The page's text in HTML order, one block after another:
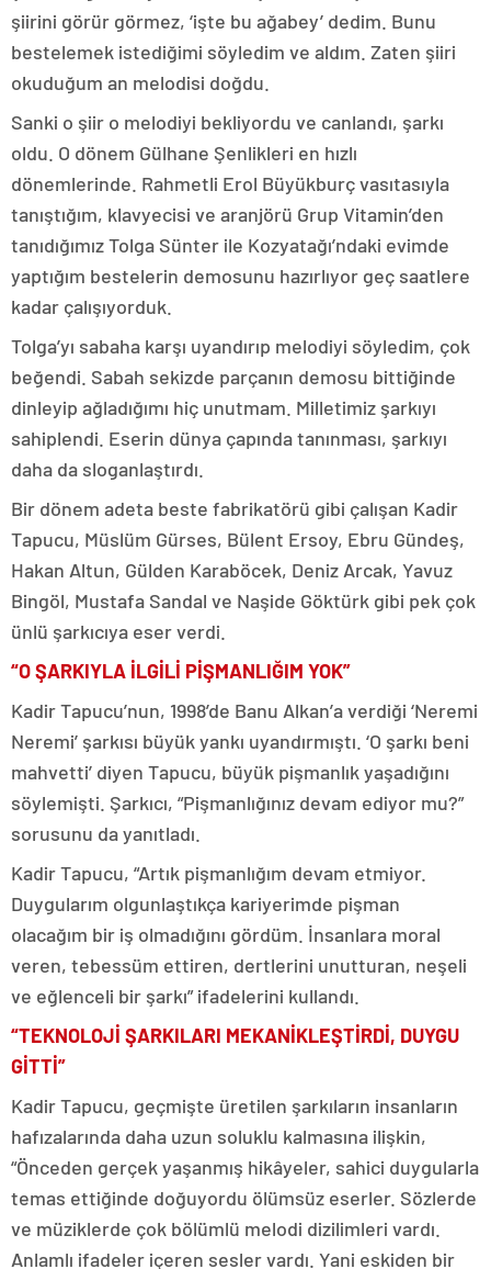
şiirini görür görmez, ‘işte bu ağabey’ dedim. Bunu
bestelemek istediğimi söyledim ve aldım. Zaten şiiri
okuduğum an melodisi doğdu.
Sanki o şiir o melodiyi bekliyordu ve canlandı, şarkı
oldu. O dönem Gülhane Şenlikleri en hızlı
dönemlerinde. Rahmetli Erol Büyükburç vasıtasıyla
tanıştığım, klavyecisi ve aranjörü Grup Vitamin’den
tanıdığımız Tolga Sünter ile Kozyatağı’ndaki evimde
yaptığım bestelerin demosunu hazırlıyor geç saatlere
kadar çalışıyorduk.
Tolga’yı sabaha karşı uyandırıp melodiyi söyledim, çok
beğendi. Sabah sekizde parçanın demosu bittiğinde
dinleyip ağladığımı hiç unutmam. Milletimiz şarkıyı
sahiplendi. Eserin dünya çapında tanınması, şarkıyı
daha da sloganlaştırdı.
Bir dönem adeta beste fabrikatörü gibi çalışan Kadir
Tapucu, Müslüm Gürses, Bülent Ersoy, Ebru Gündeş,
Hakan Altun, Gülden Karaböcek, Deniz Arcak, Yavuz
Bingöl, Mustafa Sandal ve Naşide Göktürk gibi pek çok
ünlü şarkıcıya eser verdi.
“O ŞARKIYLA İLGİLİ PİŞMANLIĞIM YOK”
Kadir Tapucu’nun, 1998’de Banu Alkan’a verdiği ‘Neremi
Neremi’ şarkısı büyük yankı uyandırmıştı. ‘O şarkı beni
mahvetti’ diyen Tapucu, büyük pişmanlık yaşadığını
söylemişti. Şarkıcı, “Pişmanlığınız devam ediyor mu?”
sorusunu da yanıtladı.
Kadir Tapucu, “Artık pişmanlığım devam etmiyor.
Duygularım olgunlaştıkça kariyerimde pişman
olacağım bir iş olmadığını gördüm. İnsanlara moral
veren, tebessüm ettiren, dertlerini unutturan, neşeli
ve eğlenceli bir şarkı” ifadelerini kullandı.
“TEKNOLOJİ ŞARKILARI MEKANİKLEŞTİRDİ, DUYGU
GİTTİ”
Kadir Tapucu, geçmişte üretilen şarkıların insanların
hafızalarında daha uzun soluklu kalmasına ilişkin,
“Önceden gerçek yaşanmış hikâyeler, sahici duygularla
temas ettiğinde doğuyordu ölümsüz eserler. Sözlerde
ve müziklerde çok bölümlü melodi dizilimleri vardı.
Anlamlı ifadeler içeren sesler vardı. Yani eskiden bir